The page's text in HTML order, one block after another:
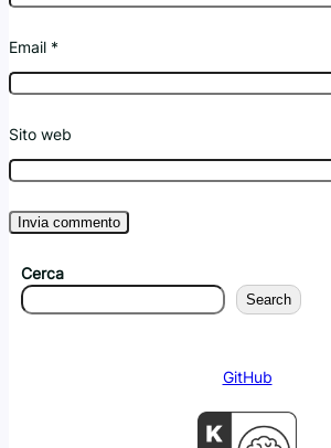
Email *
Sito web
Cerca
Search
GitHub